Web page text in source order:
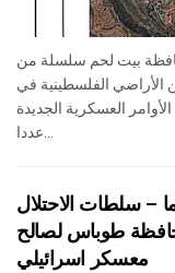
بيت لحم سلسلة من
الفلسطينية في
العسكرية الجديدة
عددا...
بلغت 208 دونما – سلطات الاحتلال
طوباس لصالح
معسكر اسرائيلي